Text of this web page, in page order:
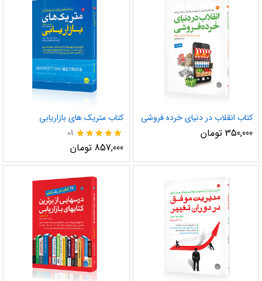
کتاب انقلاب در دنیای خرده فروشی
350,000 تومان
کتاب متریک های بازاریابی
نمره
5.00
از 5
01
857,000 تومان